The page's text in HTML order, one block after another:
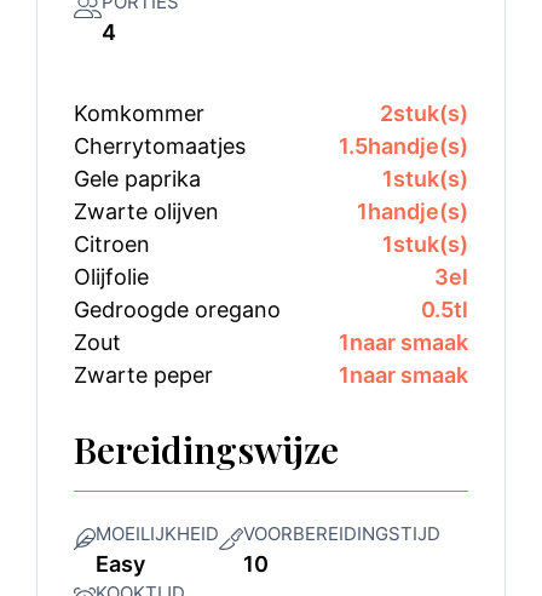
4
Komkommer 2stuk(s)
Cherrytomaatjes
1.5handje(s)
Gele paprika
1stuk(s)
Zwarte olijven
1handje(s)
Citroen
1stuk(s)
Olijfolie
3el
Gedroogde oregano
0.5tl
Zout
1naar smaak
Zwarte peper
1naar smaak
Bereidingswijze
MOEILIJKHEID
Easy
VOORBEREIDINGSTIJD
10